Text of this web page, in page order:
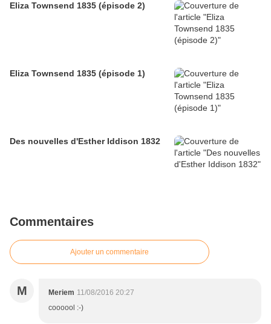
Eliza Townsend 1835 (épisode 2)
Eliza Townsend 1835 (épisode 1)
Des nouvelles d'Esther Iddison 1832
Commentaires
Ajouter un commentaire
M Meriem 11/08/2016 20:27
coooool :-)